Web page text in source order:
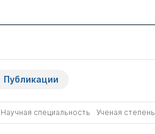
Публикации
Научная специальность Ученая степень